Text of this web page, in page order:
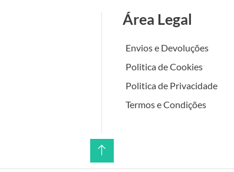
Área Legal
Envios e Devoluções
Politica de Cookies
Politica de Privacidade
Termos e Condições